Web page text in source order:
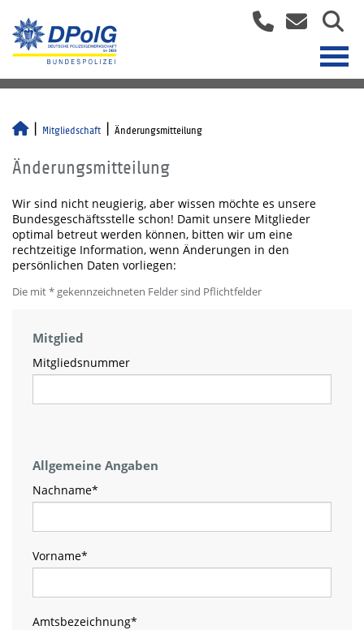
Mitgliedschaft Änderungsmitteilung
Änderungsmitteilung
Wir sind nicht neugierig, aber wissen möchte es unsere
Bundesgeschäftsstelle schon! Damit unsere Mitglieder
optimal betreut werden können, bitten wir um eine
rechtzeitige Information, wenn Änderungen in den
persönlichen Daten vorliegen:
Die mit * gekennzeichneten Felder sind Pflichtfelder
Mitglied
Mitgliedsnummer
Allgemeine Angaben
Nachname*
Vorname*
Amtsbezeichnung*